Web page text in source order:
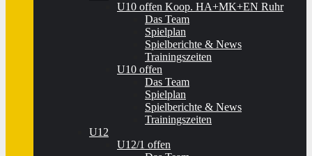
U10 offen Koop. HA+MK+EN Ruhr
Das Team
Spielplan
Spielberichte & News
Trainingszeiten
U10 offen
Das Team
Spielplan
Spielberichte & News
Trainingszeiten
U12
U12/1 offen